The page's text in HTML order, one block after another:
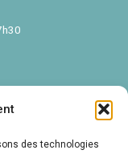
des technologies